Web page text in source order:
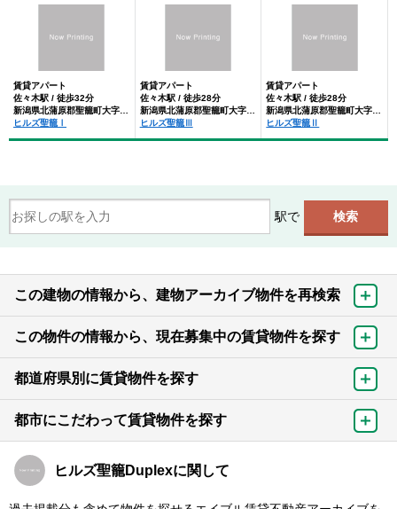
賃貸アパート
佐々木駅 / 徒歩32分
ヒルズ聖籠Ⅰ
賃貸アパート
佐々木駅 / 徒歩28分
新潟県北蒲原郡聖籠町大字大夫
ヒルズ聖籠Ⅲ
賃貸アパート
佐々木駅 / 徒歩28分
ヒルズ聖籠Ⅱ
駅で
この建物の情報から、建物アーカイブ物件を再検索
この物件の情報から、現在募集中の賃貸物件を探す
都道府県別に賃貸物件を探す
都市にこだわって賃貸物件を探す
ヒルズ聖籠Duplexに関して